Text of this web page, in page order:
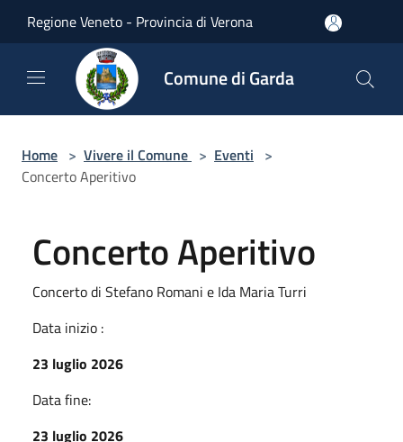
Regione Veneto - Provincia di Verona
Comune di Garda
Home > Vivere il Comune > Eventi >
Concerto Aperitivo
Concerto Aperitivo
Concerto di Stefano Romani e Ida Maria Turri
Data inizio :
23 luglio 2026
Data fine:
23 luglio 2026